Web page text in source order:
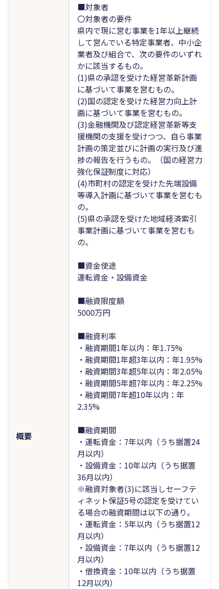
概要
■対象者
〇対象者の要件
県内で現に営む事業を1年以上継続
して営んでいる特定事業者、中小企
業者及び組合で、次の要件のいずれ
かに該当するもの。
(1)県の承認を受けた経営革新計画
に基づいて事業を営むもの。
(2)国の認定を受けた経営力向上計
画に基づいて事業を営むもの。
(3)金融機関及び認定経営革新等支
援機関の支援を受けつつ、自ら事業
計画の策定並びに計画の実行及び進
捗の報告を行うもの。（国の経営力
強化保証制度に対応）
(4)市町村の認定を受けた先端設備
等導入計画に基づいて事業を営むも
の。
(5)県の承認を受けた地域経済索引
事業計画に基づいて事業を営むも
の。
■資金使途
運転資金・設備資金
■融資限度額
5000万円
■融資利率
・融資期間1年以内：年1.75%
・融資期間1年超3年以内：年1.95%
・融資期間3年超5年以内：年2.05%
・融資期間5年超7年以内：年2.25%
・融資期間7年超10年以内：年
2.35%
■融資期間
・運転資金：7年以内（うち据置24
月以内）
・設備資金：10年以内（うち据置
36月以内）
※融資対象者(3)に該当しセーフテ
ィネット保証5号の認定を受けてい
る場合の融資期間は以下の通り。
・運転資金：5年以内（うち据置12
月以内）
・設備資金：7年以内（うち据置12
月以内）
・借換資金：10年以内（うち据置
12月以内）